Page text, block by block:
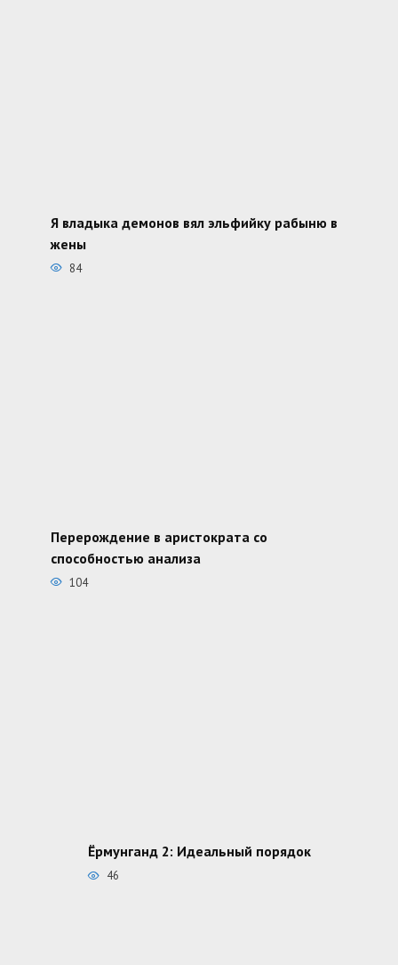
Я владыка демонов вял эльфийку рабыню в
жены
84
Перерождение в аристократа со
способностью анализа
104
Ёрмунганд 2: Идеальный порядок
46